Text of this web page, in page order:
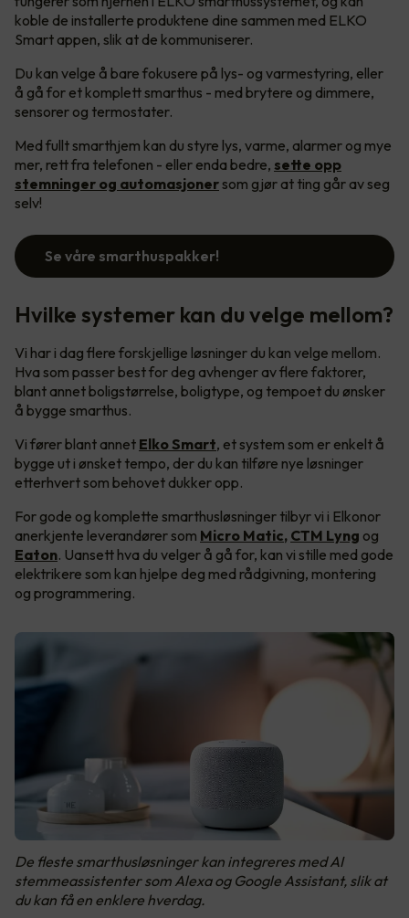
koble de installerte produktene dine sammen med ELKO
Smart appen, slik at de kommuniserer.
Du kan velge å bare fokusere på lys- og varmestyring, eller
å gå for et komplett smarthus - med brytere og dimmere,
sensorer og termostater.
Med fullt smarthjem kan du styre lys, varme, alarmer og mye
mer, rett fra telefonen - eller enda bedre, sette opp
stemninger og automasjonersom gjør at ting går av seg
selv!
Se våre smarthuspakker!
Hvilke systemer kan du velge mellom?
Vi har i dag flere forskjellige løsninger du kan velge mellom.
Hva som passer best for deg avhenger av flere faktorer,
blant annet boligstørrelse, boligtype, og tempoet du ønsker
å bygge smarthus.
Vi fører blant annet Elko Smart, et system som er enkelt å
bygge ut i ønsket tempo, der du kan tilføre nye løsninger
etterhvert som behovet dukker opp.
For gode og komplette smarthusløsninger tilbyr vi i Elkonor
anerkjente leverandører som Micro Matic, CTM Lyng og
Eaton. Uansett hva du velger å gå for, kan vi stille med gode
elektrikere som kan hjelpe deg med rådgivning, montering
og programmering.
De fleste smarthusløsninger kan integreres med AI
stemmeassistenter som Alexa og Google Assistant, slik at
du kan få en enklere hverdag.